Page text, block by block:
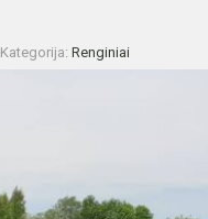
Kategorija: Renginiai